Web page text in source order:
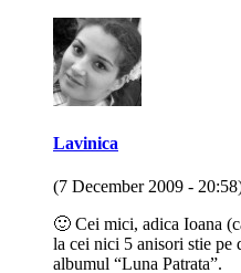
Lavinica
(7 December 2009 -
🙂 Cei mici, adica Ioana
la cei nici 5 anisori stie pe
albumul “Luna Patrata”.